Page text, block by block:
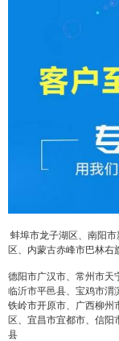
蚌埠市龙子湖区、南阳
区、内蒙古赤峰市巴林右
德阳市广汉市、常州市天
临沂市平邑县、宝鸡市渭
铁岭市开原市、广西柳州
区、宜昌市宜都市、信
县